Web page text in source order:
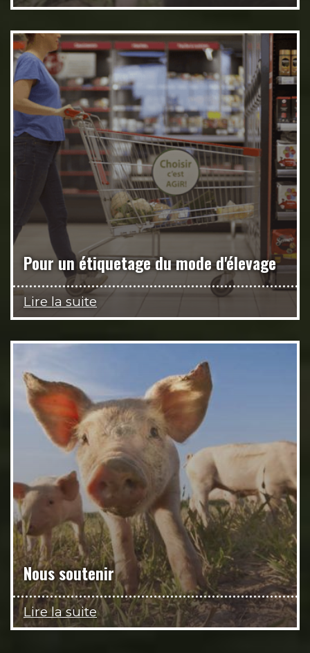
Pour un étiquetage du mode d'élevage
Lire la suite
Nous soutenir
Lire la suite